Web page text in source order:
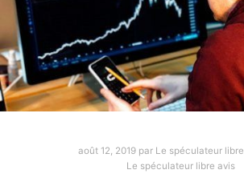
août 12, 2019par Le spéculateur libre
Le spéculateur libre avis